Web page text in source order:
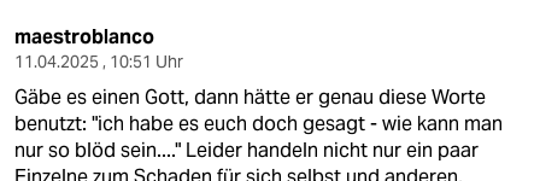
maestroblanco
11.04.2025 , 10:51 Uhr
Gäbe es einen Gott, dann hätte er genau diese Worte
benutzt: "ich habe es euch doch gesagt - wie kann man
nur so blöd sein...." Leider handeln nicht nur ein paar